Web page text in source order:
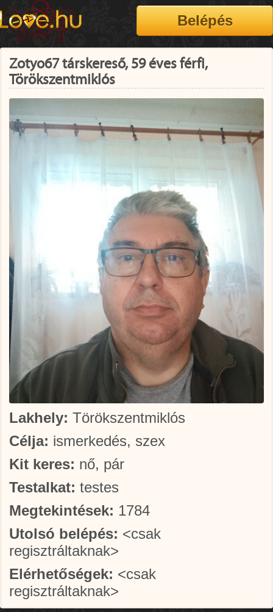
Zotyo67 társkereső, 59 éves férfi,
Törökszentmiklós
Lakhely: Törökszentmiklós
Célja: ismerkedés, szex
Kit keres: nő, pár
Testalkat: testes
Megtekintések: 1784
Utolsó belépés: <csak
regisztráltaknak>
Elérhetőségek: <csak
regisztráltaknak>